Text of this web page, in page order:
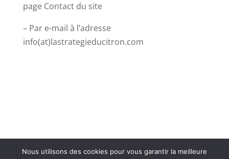
page Contact du site
– Par e-mail à l’adresse
info(at)lastrategieducitron.com
Nous utilisons des cookies pour vous garantir la meilleure